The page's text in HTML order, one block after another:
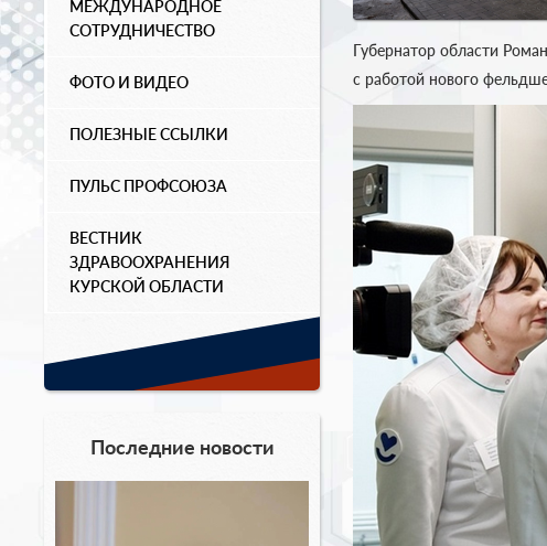
МЕЖДУНАРОДНОЕ
СОТРУДНИЧЕСТВО
ФОТО И ВИДЕО
ПОЛЕЗНЫЕ ССЫЛКИ
ПУЛЬС ПРОФСОЮЗА
ВЕСТНИК
ЗДРАВООХРАНЕНИЯ
КУРСКОЙ ОБЛАСТИ
Последние новости
Губернатор области
с работой нового